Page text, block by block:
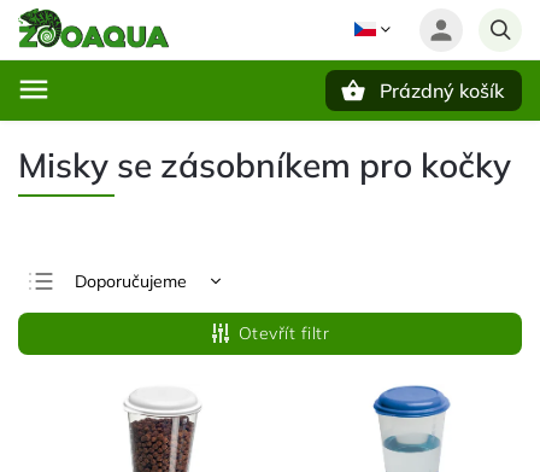
Prázdný košík
Misky se zásobníkem pro kočky
Doporučujeme
Nejlevnější
Nejdražší
Nejprodávanější
Abecedně
Otevřít filtr